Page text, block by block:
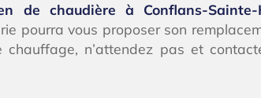
de chaudière à Conflans-
pourra vous proposer son
n’attendez pas et